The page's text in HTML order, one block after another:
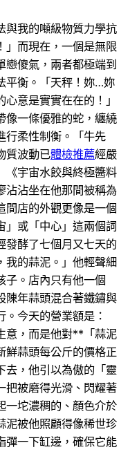
與我的噸級物質力學抗
」而現在，一個是無限
戀傻氣，兩者都極端到
平衡。「天秤！妳…妳
意是實實在在的！」
像一條優雅的蛇，纏繞
行柔性制衡。「牛先
質波動已體檢推薦經嚴
《宇宙水餃與終極醬料
沾沾坐在他那間被稱為
間店的外觀更像是一個
」或「中心」這兩個詞
發酵了七個月又七天的
我的蒜泥。」他輕聲細
子。店內只有他一個
陳年蒜頭混合著鐵鏽與
今天的營業額是：
意，而是他對**「蒜泥
鮮蒜頭每公斤的價格正
去，他引以為傲的「靈
把被磨得光滑、閃耀著
一坨濃稠的、顏色介於
泥被他照顧得像稀世珍
彈一下缸邊，確保它能